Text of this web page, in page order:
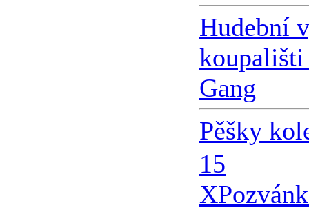
Hudební
Gang
Pěšky
15
X